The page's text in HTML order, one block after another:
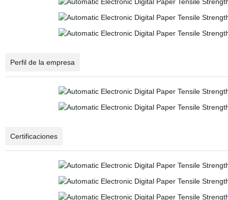
Perfil de la empresa
Certificaciones